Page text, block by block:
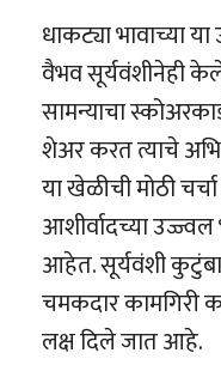
धाकट्या भावाच्या
वैभव सूर्यवंशीनेही
सामन्याचा
शेअर करत त्याचे
या खेळीची मोठी
आशीर्वादच्या
आहेत. सूर्यवंशी
चमकदार कामगिरी
लक्ष दिले जात आहे.